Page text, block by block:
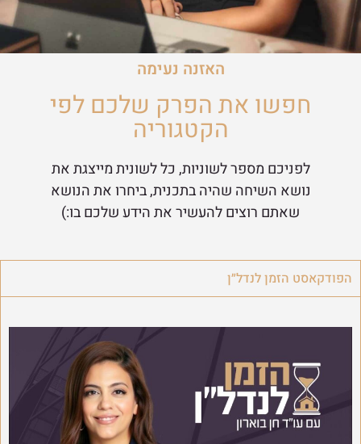
האזנה נעימה
חפשו את הפרק שלכם לפי
הקטגוריה
לפניכם מספר לשוניות, כל לשונית מייצגת את
נושא השיחה שהיה בתכנית, ביחרו את הנושא
שאתם רוצים להעשיר את הידע שלכם בו:)
הפודקאסט הזמן לנדל״ן